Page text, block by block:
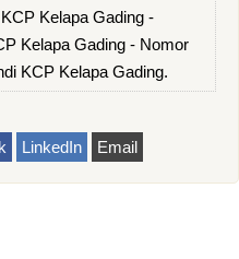
Kelapa Gading -
Kelapa Gading - Nomor
KCP Kelapa Gading.
LinkedIn Email